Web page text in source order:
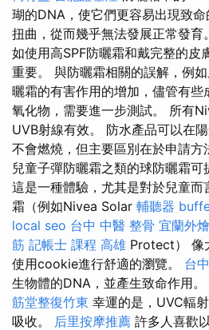
瑚的DNA，使它們更容易出現致
扭曲，從而幾乎無法發展正常發育
如使用高SPF防曬霜和戴完整的皮
重要。 與防曬霜相關的誤解，例
曬霜的有害作用的增加，儘管有些
氧化物，需要進一步測試。 所有
UVB射線有效。 防水產品可以在
不會燃燒，但主要區別在於申請
兒童子彈防曬霜之類的球防曬霜可
這是一種體驗，尤其是對於兒童
霜（例如Nivea Solar 輔聽器
local seo 台中 中醫 整骨 宜蘭外燴
筋 記帳士 課程 高雄 Protect） 像
使用cookie進行舒適的瀏覽。 台
生物體的DNA，並產生致命作用。
筋堂整復竹東 幸運的是，UVC輻
吸收。 后里按摩推薦 許多人喜歡